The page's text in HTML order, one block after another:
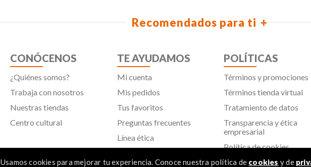
Usamos cookies para mejorar tu experiencia. Conoce nuestra política de cookies y de
Recomendados para ti
CONÓCENOS
¿Quiénes somos?
Trabaja con nosotros
Nuestras tiendas
Centro cultural
TE AYUDAMOS
Mi cuenta
Mis pedidos
Tus favoritos
Preguntas frecuentes
Línea ética
POLÍTICAS
Términos y promociones
Términos tienda virtual
Tratamiento de datos
Transparencia y ética
empresarial
Política de cookies
Aviso de privacidad